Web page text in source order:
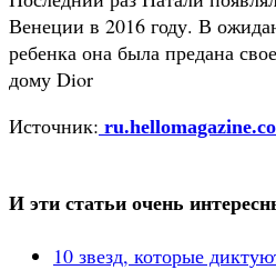
Венеции в 2016 году. В
ребенка она была предана
дому Dior
Источник:
И эти статьи очень
10 звезд, которые